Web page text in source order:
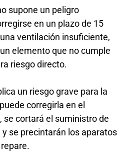
supone un peligro
en un plazo de 15
ventilación insuficiente,
elemento que no cumple
riesgo directo.
un riesgo grave para la
corregirla en el
se cortará el suministro de
se precintarán los aparatos